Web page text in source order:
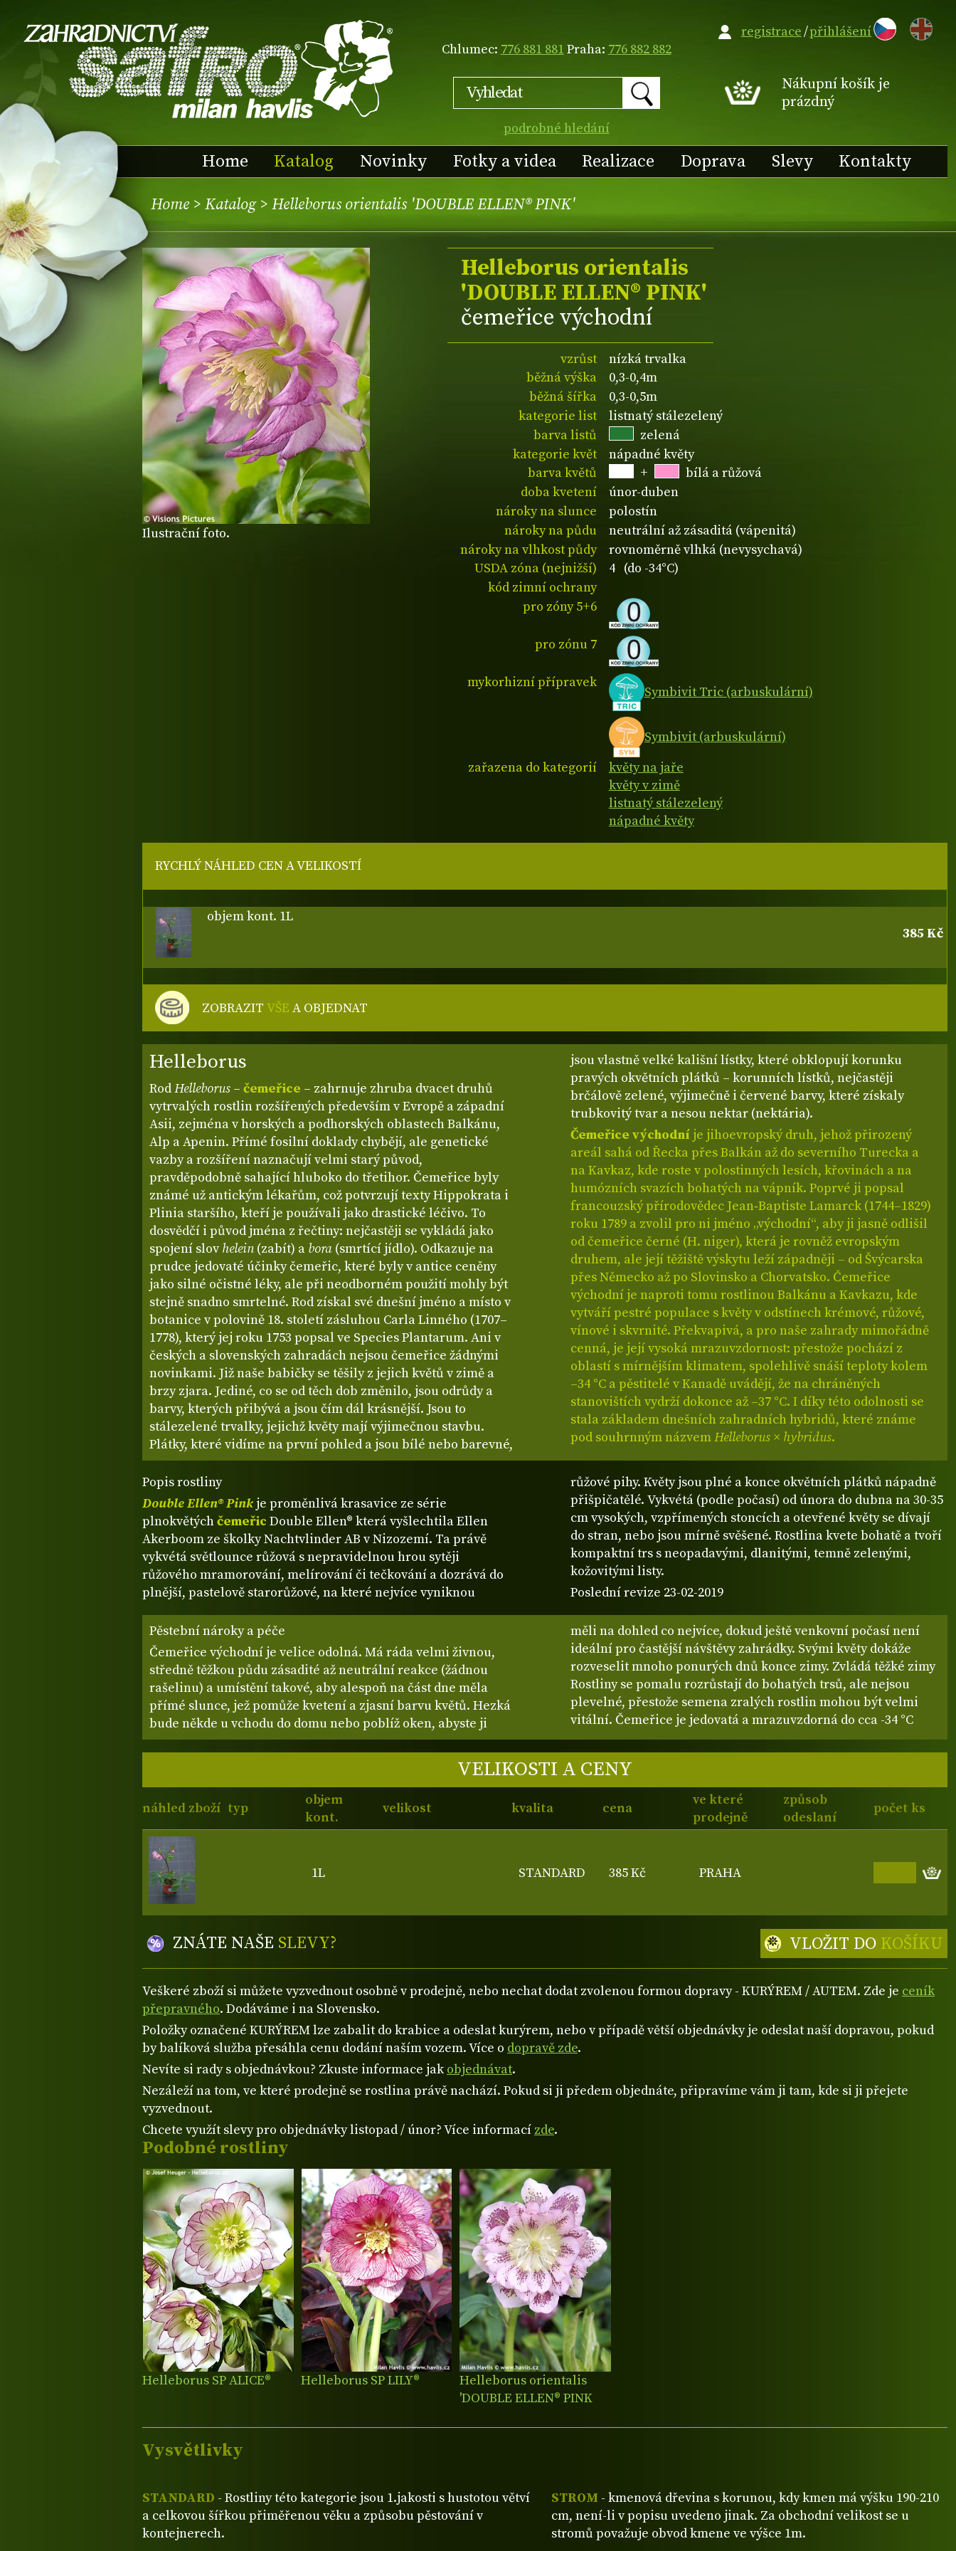
Chlumec: 776 881 881Praha: 776 882 882
podrobné hledání
EN
Nákupní košík je
prázdný
Home Katalog Novinky Fotky a videa Realizace Doprava Slevy Kontakty
registrace/přihlášení
Home > Katalog> Helleborus orientalis 'DOUBLE ELLEN® PINK'
Ilustrační foto.
Helleborus orientalis
'DOUBLE ELLEN® PINK'
čemeřice východní
vzrůst
nízká trvalka
běžná výška
0,3-0,4m
běžná šířka
0,3-0,5m
kategorie list
listnatý stálezelený
barva listů
zelená
kategorie květ
nápadné květy
barva květů
+
bílá a růžová
doba kvetení
únor-duben
nároky na slunce
polostín
nároky na půdu
neutrální až zásaditá (vápenitá)
nároky na vlhkost půdy
rovnoměrně vlhká (nevysychavá)
USDA zóna (nejnižší)
4 (do -34°C)
kód zimní ochrany
pro zóny 5+6
pro zónu 7
mykorhizní přípravek
Symbivit Tric (arbuskulární)
Symbivit (arbuskulární)
zařazena do kategorií
květy na jaře
květy v zimě
listnatý stálezelený
nápadné květy
Helleborus
RodHelleborus – čemeřice – zahrnuje zhruba dvacet druhů
vytrvalých rostlin rozšířených především v Evropě a západní
Asii, zejména v horských a podhorských oblastech Balkánu,
Alp a Apenin. Přímé fosilní doklady chybějí, ale genetické
vazby a rozšíření naznačují velmi starý původ,
pravděpodobně sahající hluboko do třetihor. Čemeřice byly
známé už antickým lékařům, což potvrzují texty Hippokrata i
Plinia staršího, kteří je používali jako drastické léčivo. To
dosvědčí i původ jména z řečtiny: nejčastěji se vykládá jako
spojení slov helein(zabít) a bora (smrtící jídlo). Odkazuje na
prudce jedovaté účinky čemeřic, které byly v antice ceněny
jako silné očistné léky, ale při neodborném použití mohly být
stejně snadno smrtelné. Rod získal své dnešní jméno a místo v
botanice v polovině 18. století zásluhou Carla Linného (1707–
1778), který jej roku 1753 popsal ve Species Plantarum. Ani v
českých a slovenských zahradách nejsou čemeřice žádnými
novinkami. Již naše babičky se těšily z jejich květů v zimě a
brzy zjara. Jediné, co se od těch dob změnilo, jsou odrůdy a
barvy, kterých přibývá a jsou čím dál krásnější. Jsou to
stálezelené trvalky, jejichž květy mají výjimečnou stavbu.
Plátky, které vidíme na první pohled a jsou bílé nebo barevné,
jsou vlastně velké kališní lístky, které obklopují korunku
pravých okvětních plátků – korunních lístků, nejčastěji
brčálově zelené, výjimečně i červené barvy, které získaly
trubkovitý tvar a nesou nektar (nektária).
Čemeřice východní je jihoevropský druh, jehož přirozený
areál sahá od Řecka přes Balkán až do severního Turecka a
na Kavkaz, kde roste v polostinných lesích, křovinách a na
humózních svazích bohatých na vápník. Poprvé ji popsal
francouzský přírodovědec Jean‑Baptiste Lamarck (1744–1829)
roku 1789 a zvolil pro ni jméno „východní“, aby ji jasně odlišil
od čemeřice černé (H. niger), která je rovněž evropským
druhem, ale její těžiště výskytu leží západněji – od Švýcarska
přes Německo až po Slovinsko a Chorvatsko. Čemeřice
východní je naproti tomu rostlinou Balkánu a Kavkazu, kde
vytváří pestré populace s květy v odstínech krémové, růžové,
vínové i skvrnité. Překvapivá, a pro naše zahrady mimořádně
cenná, je její vysoká mrazuvzdornost: přestože pochází z
oblastí s mírnějším klimatem, spolehlivě snáší teploty kolem
–34 °C a pěstitelé v Kanadě uvádějí, že na chráněných
stanovištích vydrží dokonce až –37 °C. I díky této odolnosti se
stala základem dnešních zahradních hybridů, které známe
pod souhrnným názvemHelleborus × hybridus.
Popis rostliny
Double Ellen® Pink je proměnlivá krasavice ze série
plnokvětýchčemeřic Double Ellen® která vyšlechtila Ellen
Akerboom ze školky Nachtvlinder AB v Nizozemí. Ta právě
vykvétá světlounce růžová s nepravidelnou hrou sytěji
růžového mramorování, melírování či tečkování a dozrává do
plnější, pastelově starorůžové, na které nejvíce vyniknou
růžové pihy. Květy jsou plné a konce okvětních plátků nápadně
přišpičatělé. Vykvétá (podle počasí) od února do dubna na 30-35
cm vysokých, vzpřímených stoncích a otevřené květy se dívají
do stran, nebo jsou mírně svěšené. Rostlina kvete bohatě a tvoří
kompaktní trs s neopadavými, dlanitými, temně zelenými,
kožovitými listy.
Poslední revize 23-02-2019
Pěstební nároky a péče
Čemeřice východní je velice odolná. Má ráda velmi živnou,
středně těžkou půdu zásadité až neutrální reakce (žádnou
rašelinu) a umístění takové, aby alespoň na část dne měla
přímé slunce, jež pomůže kvetení a zjasní barvu květů. Hezká
bude někde u vchodu do domu nebo poblíž oken, abyste ji
měli na dohled co nejvíce, dokud ještě venkovní počasí není
ideální pro častější návštěvy zahrádky. Svými květy dokáže
rozveselit mnoho ponurých dnů konce zimy. Zvládá těžké zimy
Rostliny se pomalu rozrůstají do bohatých trsů, ale nejsou
plevelné, přestože semena zralých rostlin mohou být velmi
vitální. Čemeřice je jedovatá a mrazuvzdorná do cca -34 °C
VELIKOSTI A CENY
náhled zboží typ
objem
kont.
velikost kvalita cena
ve které
prodejně
způsob
odeslaní
počet ks
1L STANDARD 385 Kč PRAHA
ZNÁTE NAŠE SLEVY? VLOŽIT DO KOŠÍKU
RYCHLÝ NÁHLED CEN A VELIKOSTÍ
objem kont. 1L
385 Kč
ZOBRAZITVŠE A OBJEDNAT
Podobné rostliny
Helleborus SP ALICE® Helleborus SP LILY®
Helleborus orientalis
'DOUBLE ELLEN® PINK
Veškeré zboží si můžete vyzvednout osobně v prodejně, nebo nechat dodat zvolenou formou dopravy - KURÝREM / AUTEM. Zde je ceník
přepravného. Dodáváme i na Slovensko.
Položky označené KURÝREM lze zabalit do krabice a odeslat kurýrem, nebo v případě větší objednávky je odeslat naší dopravou, pokud
by balíková služba přesáhla cenu dodání naším vozem. Více o dopravě zde.
Nevíte si rady s objednávkou? Zkuste informace jakobjednávat.
Nezáleží na tom, ve které prodejně se rostlina právě nachází. Pokud si ji předem objednáte, připravíme vám ji tam, kde si ji přejete
vyzvednout.
Chcete využít slevy pro objednávky listopad / únor? Více informací zde.
Vysvětlivky
STANDARD - Rostliny této kategorie jsou 1.jakosti s hustotou větví
a celkovou šířkou přiměřenou věku a způsobu pěstování v
kontejnerech.
STROM - kmenová dřevina s korunou, kdy kmen má výšku 190-210
cm, není-li v popisu uvedeno jinak. Za obchodní velikost se u
stromů považuje obvod kmene ve výšce 1m.